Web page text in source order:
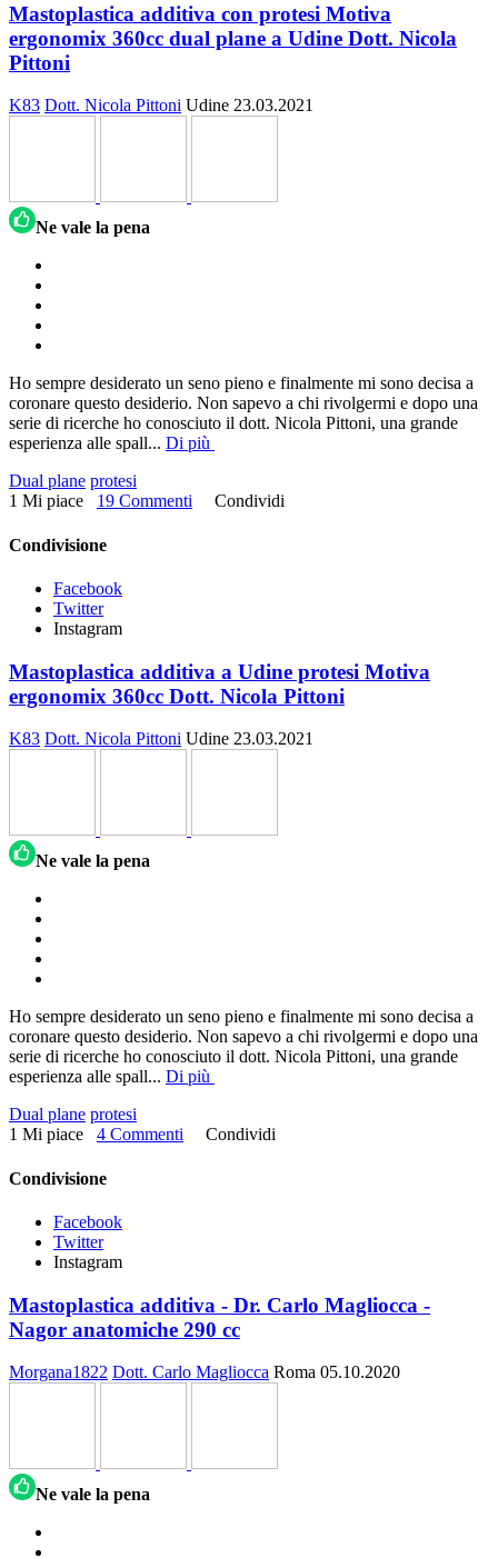
Mastoplastica additiva con protesi Motiva
ergonomix 360cc dual plane a Udine Dott. Nicola
Pittoni
K83 Dott. Nicola Pittoni Udine 23.03.2021
Ne vale la pena
Ho sempre desiderato un seno pieno e finalmente mi sono decisa a
coronare questo desiderio. Non sapevo a chi rivolgermi e dopo una
serie di ricerche ho conosciuto il dott. Nicola Pittoni, una grande
esperienza alle spall... Di più
Dual plane protesi
1 Mi piace 19 Commenti Condividi
Condivisione
Facebook
Twitter
Instagram
Mastoplastica additiva a Udine protesi Motiva
ergonomix 360cc Dott. Nicola Pittoni
K83 Dott. Nicola Pittoni Udine 23.03.2021
Ne vale la pena
Ho sempre desiderato un seno pieno e finalmente mi sono decisa a
coronare questo desiderio. Non sapevo a chi rivolgermi e dopo una
serie di ricerche ho conosciuto il dott. Nicola Pittoni, una grande
esperienza alle spall... Di più
Dual plane protesi
1 Mi piace 4 Commenti Condividi
Condivisione
Facebook
Twitter
Instagram
Mastoplastica additiva - Dr. Carlo Magliocca -
Nagor anatomiche 290 cc
Morgana1822 Dott. Carlo Magliocca Roma 05.10.2020
Ne vale la pena